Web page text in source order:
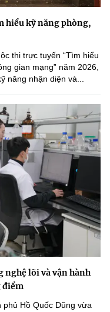
hiểu kỹ năng phòng,
thi trực tuyến “Tìm hiểu
gian mạng” năm 2026,
năng nhận diện và...
nghệ lõi và vận hành
điểm
Hồ Quốc Dũng vừa